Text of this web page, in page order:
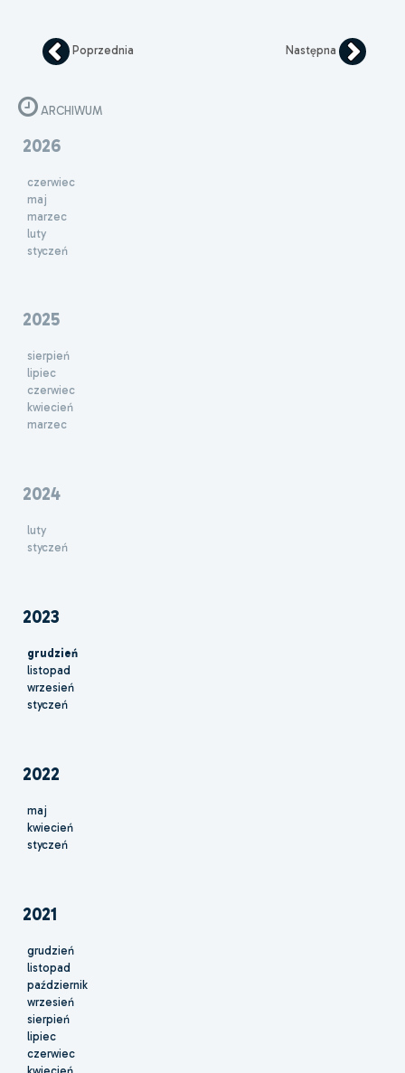
Poprzednia Następna
ARCHIWUM
2026
czerwiec
maj
marzec
luty
styczeń
2025
sierpień
lipiec
czerwiec
kwiecień
marzec
2024
luty
styczeń
2023
grudzień
listopad
wrzesień
styczeń
2022
maj
kwiecień
styczeń
2021
grudzień
listopad
październik
wrzesień
sierpień
lipiec
czerwiec